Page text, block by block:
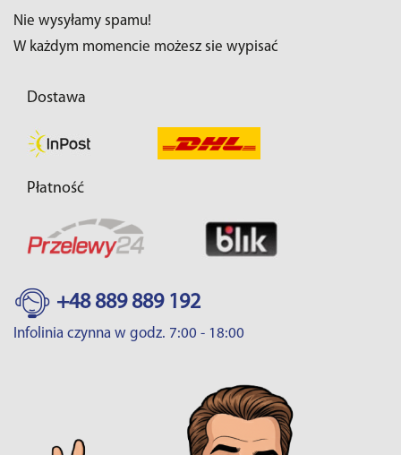
Nie wysyłamy spamu!
W każdym momencie możesz sie wypisać
Dostawa
Płatność
+48 889 889 192
Infolinia czynna w godz. 7:00 - 18:00